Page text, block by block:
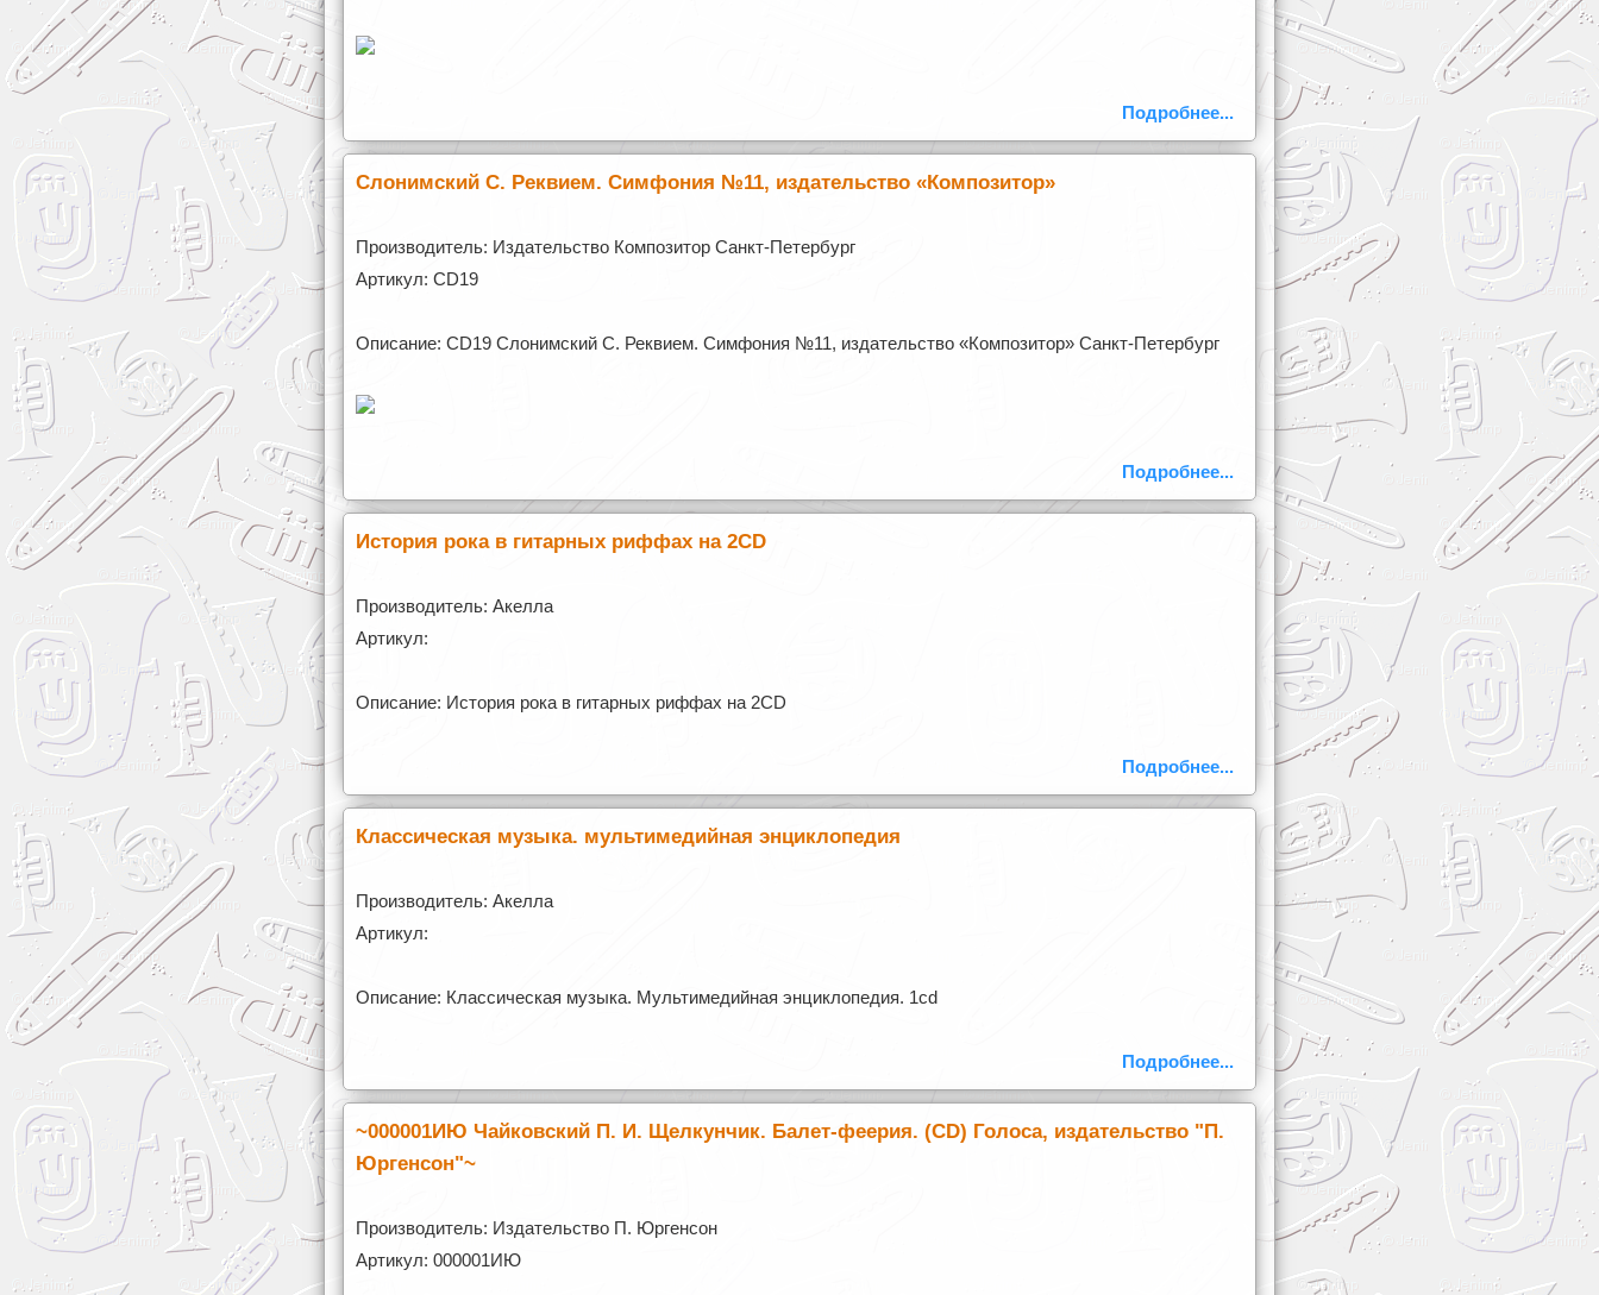
Подробнее...
Слонимский С. Реквием. Симфония №11, издательство «Композитор»
Производитель: Издательство Композитор Санкт-Петербург
Артикул: CD19
Описание: CD19 Слонимский С. Реквием. Симфония №11, издательство «Композитор» Санкт-Петербург
Подробнее...
История рока в гитарных риффах на 2CD
Производитель: Акелла
Артикул:
Описание: История рока в гитарных риффах на 2CD
Подробнее...
Классическая музыка. мультимедийная энциклопедия
Производитель: Акелла
Артикул:
Описание: Классическая музыка. Мультимедийная энциклопедия. 1cd
Подробнее...
~000001ИЮ Чайковский П. И. Щелкунчик. Балет-феерия. (CD) Голоса, издательство "П.
Юргенсон"~
Производитель: Издательство П. Юргенсон
Артикул: 000001ИЮ